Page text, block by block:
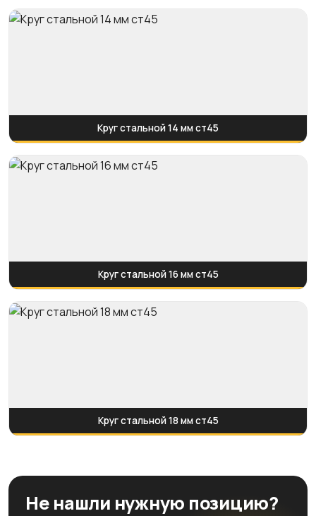
Круг стальной 14 мм ст45
Круг стальной 16 мм ст45
Круг стальной 18 мм ст45
Не нашли нужную позицию?